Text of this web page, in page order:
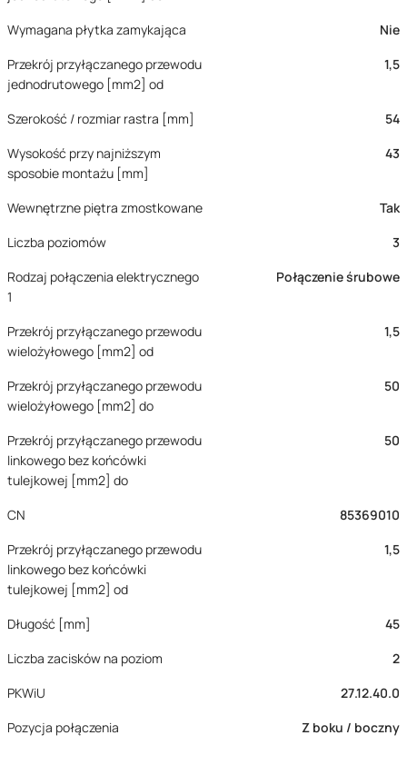
Wymagana płytka zamykająca
Nie
Przekrój przyłączanego przewodu
jednodrutowego [mm2] od
1,5
Szerokość / rozmiar rastra [mm]
54
Wysokość przy najniższym
sposobie montażu [mm]
43
Wewnętrzne piętra zmostkowane
Tak
Liczba poziomów
3
Rodzaj połączenia elektrycznego
1
Połączenie śrubowe
Przekrój przyłączanego przewodu
wielożyłowego [mm2] od
1,5
Przekrój przyłączanego przewodu
wielożyłowego [mm2] do
50
Przekrój przyłączanego przewodu
linkowego bez końcówki
tulejkowej [mm2] do
50
CN
85369010
Przekrój przyłączanego przewodu
linkowego bez końcówki
tulejkowej [mm2] od
1,5
Długość [mm]
45
Liczba zacisków na poziom
2
PKWiU
27.12.40.0
Pozycja połączenia
Z boku / boczny